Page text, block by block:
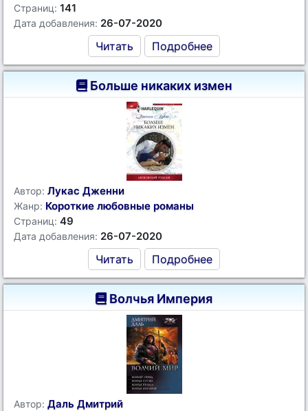
Страниц: 141
Дата добавления: 26-07-2020
Читать Подробнее
Больше никаких измен
Автор: Лукас Дженни
Жанр: Короткие любовные романы
Страниц: 49
Дата добавления: 26-07-2020
Читать Подробнее
Волчья Империя
Автор: Даль Дмитрий